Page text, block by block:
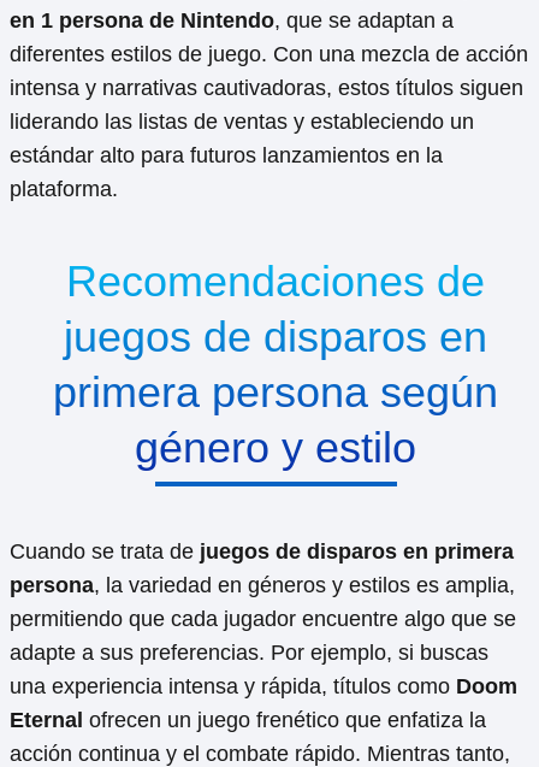
en 1 persona de Nintendo, que se adaptan a
diferentes estilos de juego. Con una mezcla de acción
intensa y narrativas cautivadoras, estos títulos siguen
liderando las listas de ventas y estableciendo un
estándar alto para futuros lanzamientos en la
plataforma.
Recomendaciones de
juegos de disparos en
primera persona según
género y estilo
Cuando se trata de juegos de disparos en primera
persona, la variedad en géneros y estilos es amplia,
permitiendo que cada jugador encuentre algo que se
adapte a sus preferencias. Por ejemplo, si buscas
una experiencia intensa y rápida, títulos como Doom
Eternal ofrecen un juego frenético que enfatiza la
acción continua y el combate rápido. Mientras tanto,